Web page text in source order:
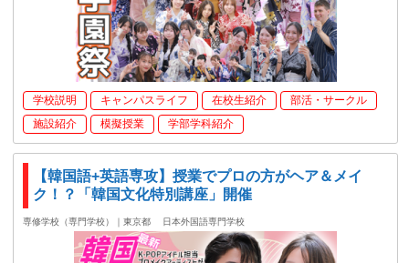
学校説明 キャンパスライフ 在校生紹介
部活・サークル
施設紹介
模擬授業 学部学科紹介
【韓国語+英語専攻】授業でプロの方がヘア＆メイ
ク！？「韓国文化特別講座」開催
専修学校（専門学校）｜東京都 日本外国語専門学校